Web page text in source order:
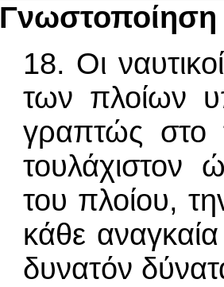
Γνωστοποίηση
18. Οι
των πλοίων
γραπτώς στο
τουλάχιστον
του πλοίου,
κάθε
δυνατόν